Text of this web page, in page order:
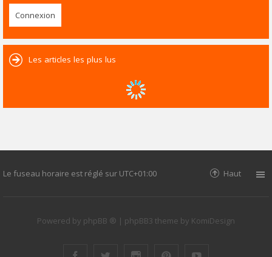
Les articles les plus lus
Le fuseau horaire est réglé sur UTC+01:00 Haut
Powered by phpBB ® | phpBB3 theme by KomiDesign